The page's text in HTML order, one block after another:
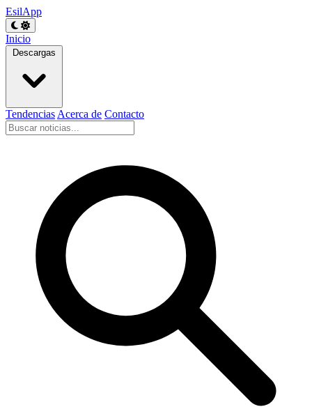
EsilApp
Inicio
Descargas
Tendencias Acerca de Contacto